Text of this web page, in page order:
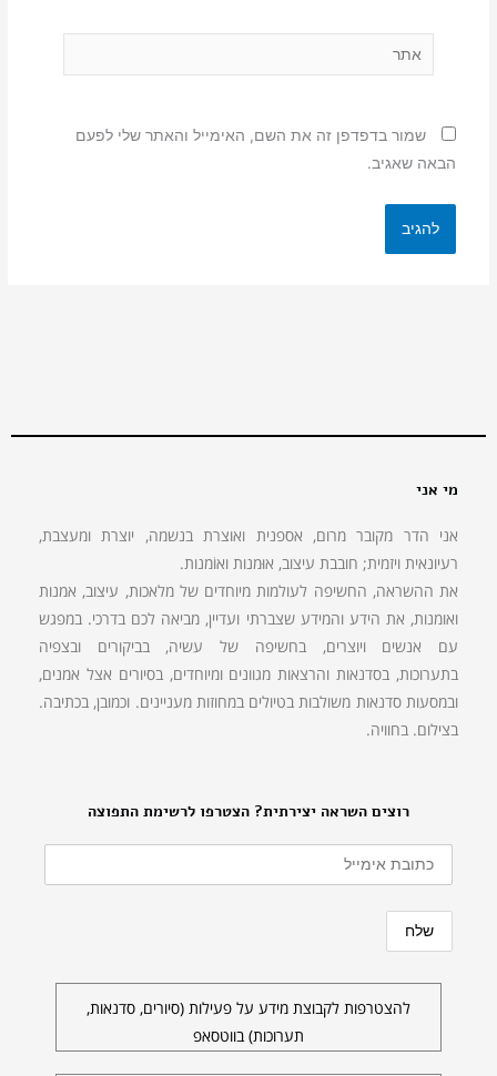
שמור בדפדפן זה את השם, האימייל והאתר שלי לפעם
הבאה שאגיב.
רוצים השראה יצירתית? הצטרפו לרשימת התפוצה
להצטרפות לקבוצת מידע על פעילות (סיורים, סדנאות,
תערוכות) בווטסאפ
מי אני
אני הדר מקובר מרום, אספנית ואוצרת בנשמה, יוצרת ומעצבת,
רעיונאית ויזמית; חובבת עיצוב, אוּמנות ואוֹמנות.
את ההשראה, החשיפה לעולמות מיוחדים של מלאכות, עיצוב, אמנות
ואומנות, את הידע והמידע שצברתי ועדיין, מביאה לכם בדרכי. במפגש
עם אנשים ויוצרים, בחשיפה של עשיה, בביקורים ובצפיה
בתערוכות, בסדנאות והרצאות מגוונים ומיוחדים, בסיורים אצל אמנים,
ובמסעות סדנאות משולבות בטיולים במחוזות מעניינים. וכמובן, בכתיבה.
בצילום. בחוויה.